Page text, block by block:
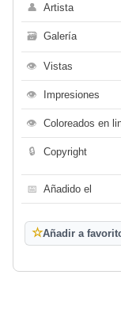
👤 Artista
🗃 Galería
👁 Vistas
👁 Impresiones
👁 Coloreados en
🔒 Copyright
📅 Añadido el
☆Añadir a